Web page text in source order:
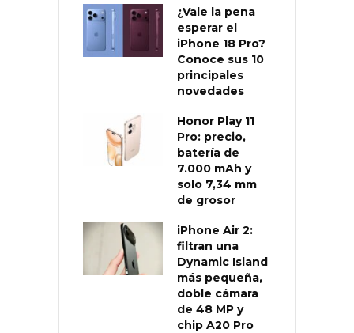
¿Vale la pena
esperar el
iPhone 18 Pro?
Conoce sus 10
principales
novedades
Honor Play 11
Pro: precio,
batería de
7.000 mAh y
solo 7,34 mm
de grosor
iPhone Air 2:
filtran una
Dynamic Island
más pequeña,
doble cámara
de 48 MP y
chip A20 Pro